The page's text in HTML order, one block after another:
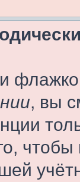
, вы
чтобы